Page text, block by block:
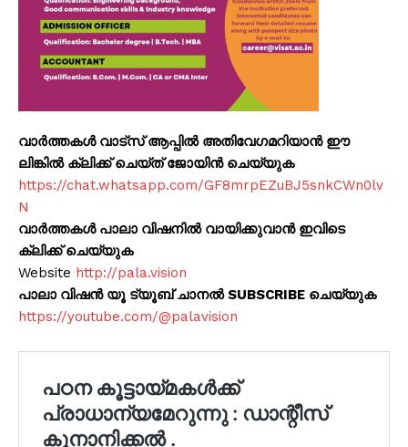
വാർത്തകൾ വാട്സ് ആപ്പിൽ അതിവേഗമറിയാൻ ഈ
ലിങ്കിൽ ക്ലിക്ക് ചെയ്ത് ജോയിൻ ചെയ്യുക
https://chat.whatsapp.com/GF8mrpEZuBJ5snkCWn0lv
N
വാർത്തകൾ പാലാ വിഷനിൽ വായിക്കുവാൻ ഇവിടെ
ക്ലിക്ക് ചെയ്യുക
Website http://pala.vision
പാലാ വിഷൻ യൂ ട്യൂബ് ചാനൽ SUBSCRIBE ചെയ്യുക
https://youtube.com/@palavision